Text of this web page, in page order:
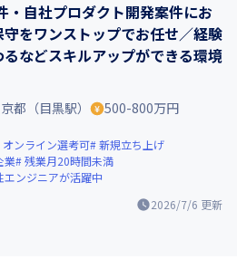
・自社プロダクト開発案件にお
をワンストップでお任せ／経験
などスキルアップができる環境
2026/7/6 更新
都（目黒駅）
500-800万円
オンライン選考可 新規立ち上げ
業 残業月20時間未満
エンジニアが活躍中